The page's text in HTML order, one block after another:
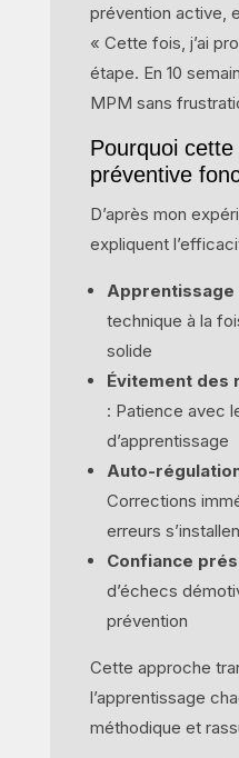
prévention active,
« Cette fois, j’ai
étape. En 10
MPM sans
Pourquoi
préventive
D’après mon
expliquent
technique à la
solide
Évitement des
: Patience avec
d’apprentissage
Auto-
Corrections
erreurs
Confiance
d’échecs
prévention
Cette approche
l’apprentissage
méthodique et